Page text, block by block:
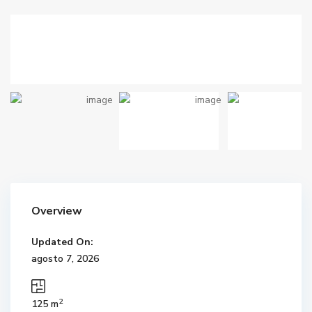
Overview
Updated On:
agosto 7, 2026
125 m2